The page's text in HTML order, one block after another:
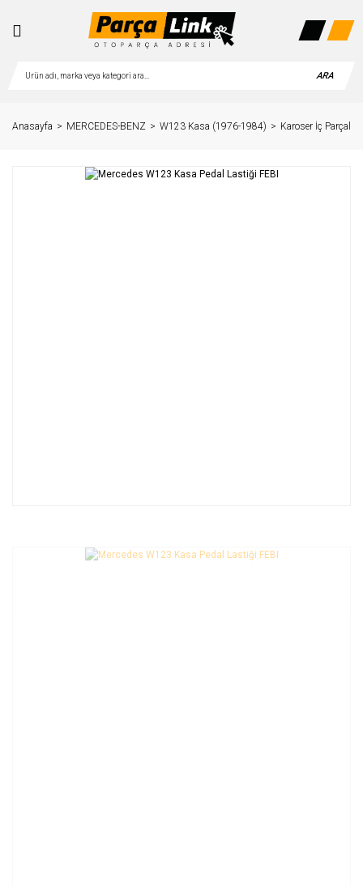
ARA
Anasayfa MERCEDES-BENZ W123 Kasa (1976-1984) Karoser İç Parçaları